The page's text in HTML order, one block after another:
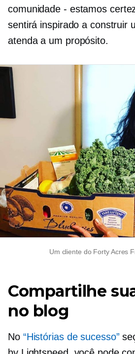
comunidade - estamos
sentirá inspirado a construir
atenda a um propósito.
Um cliente do Forty Acres
Compartilhe
no blog
No “Histórias de sucesso”